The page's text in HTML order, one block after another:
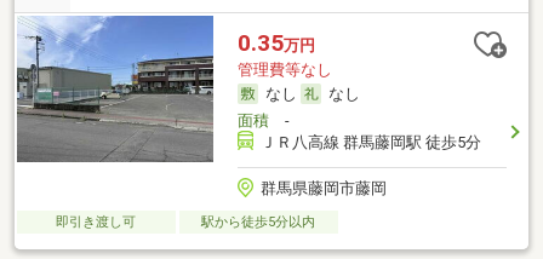
0.35万円
管理費等なし
なし
なし
面積-
ＪＲ八高線 群馬藤岡駅 徒歩5分
群馬県藤岡市藤岡
即引き渡し可 駅から徒歩5分以内